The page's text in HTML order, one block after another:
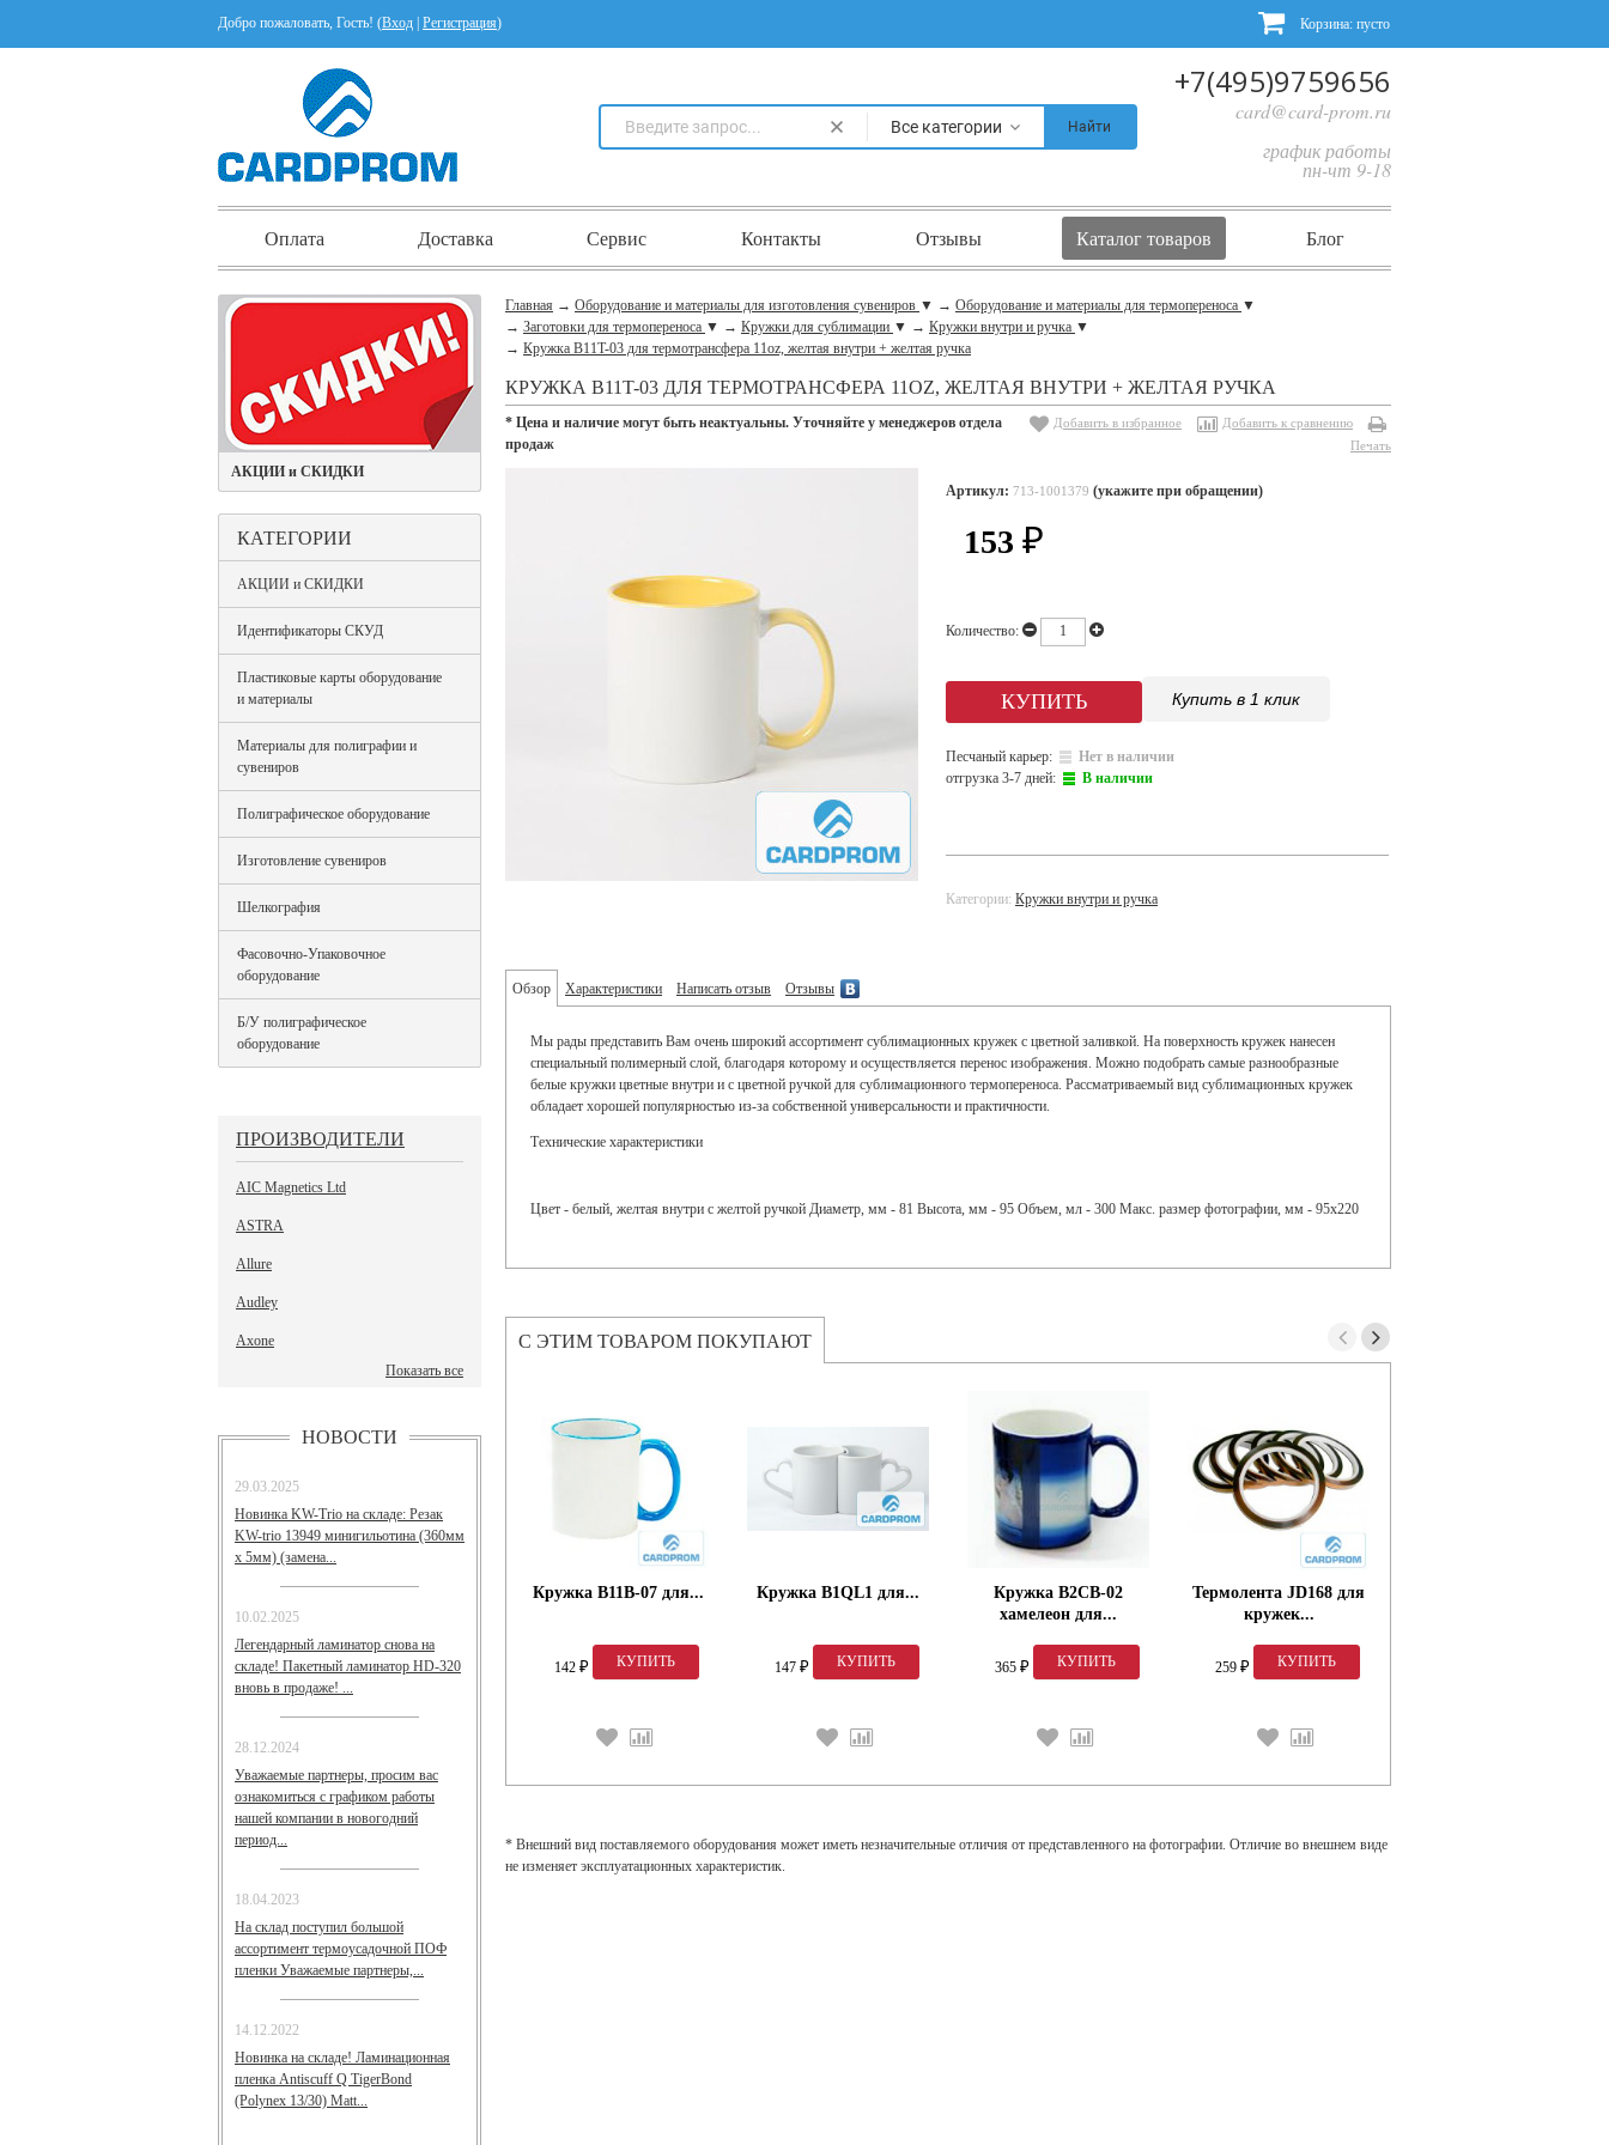
Добро пожаловать, Гость! (Вход Регистрация) Корзина: пусто
Все категории Найти
+7(495)9759656
card@card-prom.ru
график работы
пн-чт 9-18
Оплата Доставка Сервис Контакты Отзывы Каталог товаров Блог
АКЦИИ и СКИДКИ
КАТЕГОРИИ
АКЦИИ и СКИДКИ
Идентификаторы СКУД
Пластиковые карты оборудование
и материалы
Материалы для полиграфии и
сувениров
Полиграфическое оборудование
Изготовление сувениров
Шелкография
Фасовочно-Упаковочное
оборудование
Б/У полиграфическое
оборудование
ПРОИЗВОДИТЕЛИ
AIC Magnetics Ltd
ASTRA
Allure
Audley
Axone
Показать все
НОВОСТИ
29.03.2025
Новинка KW-Trio на складе: Резак
KW-trio 13949 минигильотина (360мм
х 5мм) (замена...
10.02.2025
Легендарный ламинатор снова на
складе! Пакетный ламинатор HD-320
вновь в продаже! ...
28.12.2024
Уважаемые партнеры, просим вас
ознакомиться с графиком работы
нашей компании в новогодний
период...
18.04.2023
На склад поступил большой
ассортимент термоусадочной ПОФ
пленки Уважаемые партнеры,...
14.12.2022
Новинка на складе! Ламинационная
пленка Antiscuff Q TigerBond
(Polynex 13/30) Matt...
Главная → Оборудование и материалы для изготовления сувениров ▼ → Оборудование и материалы для термопереноса ▼
→ Заготовки для термопереноса ▼ → Кружки для сублимации ▼ → Кружки внутри и ручка ▼
→ Кружка B11T-03 для термотрансфера 11oz, желтая внутри + желтая ручка
КРУЖКА B11T-03 ДЛЯ ТЕРМОТРАНСФЕРА 11OZ, ЖЕЛТАЯ ВНУТРИ + ЖЕЛТАЯ РУЧКА
* Цена и наличие могут быть неактуальны. Уточняйте у менеджеров отдела
продаж
Добавить в избранное
Добавить к сравнению
Печать
Артикул: 713-1001379 (укажите при обращении)
153 ₽
Количество:
Купить в 1 клик
Песчаный карьер:
Нет в наличии
отгрузка 3-7 дней:
В наличии
Категории: Кружки внутри и ручка
Обзор Характеристики Написать отзыв Отзывы
Мы рады представить Вам очень широкий ассортимент сублимационных кружек с цветной заливкой. На поверхность кружек нанесен
специальный полимерный слой, благодаря которому и осуществляется перенос изображения. Можно подобрать самые разнообразные
белые кружки цветные внутри и с цветной ручкой для сублимационного термопереноса. Рассматриваемый вид сублимационных кружек
обладает хорошей популярностью из-за собственной универсальности и практичности.
Технические характеристики
Цвет - белый, желтая внутри с желтой ручкой Диаметр, мм - 81 Высота, мм - 95 Объем, мл - 300 Макс. размер фотографии, мм - 95х220
С ЭТИМ ТОВАРОМ ПОКУПАЮТ
Кружка B11B-07 для...
142 ₽
Кружка B1QL1 для...
147 ₽
Кружка B2CB-02
хамелеон для...
365 ₽
Термолента JD168 для
кружек...
259 ₽
* Внешний вид поставляемого оборудования может иметь незначительные отличия от представленного на фотографии. Отличие во внешнем виде
не изменяет эксплуатационных характеристик.